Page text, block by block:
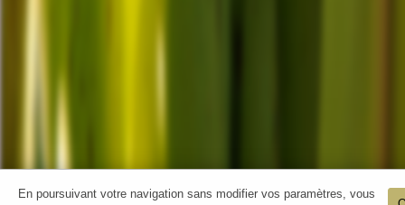
En poursuivant votre navigation sans modifier vos paramètres, vous